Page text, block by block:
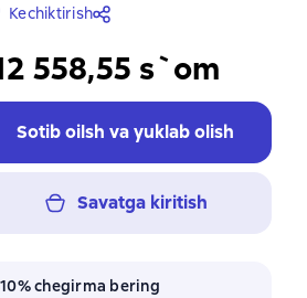
Kechiktirish
558,55 s`om
Sotib oilsh va yuklab olish
Savatga kiritish
10% chegirma bering